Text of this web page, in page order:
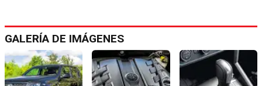
GALERÍA DE IMÁGENES